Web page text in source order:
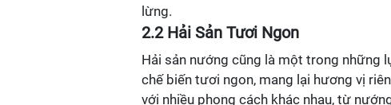
lừng.
2.2 Hải Sản Tươi Ngon
Hải sản nướng cũng là một trong những
chế biến tươi ngon, mang lại hương vị
với nhiều phong cách khác nhau, từ